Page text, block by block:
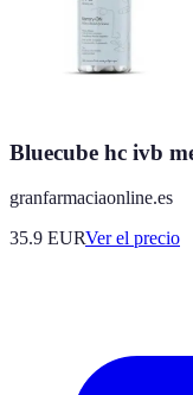
Bluecube hc ivb
granfarmaciaonline.es
35.9 EURVer el precio